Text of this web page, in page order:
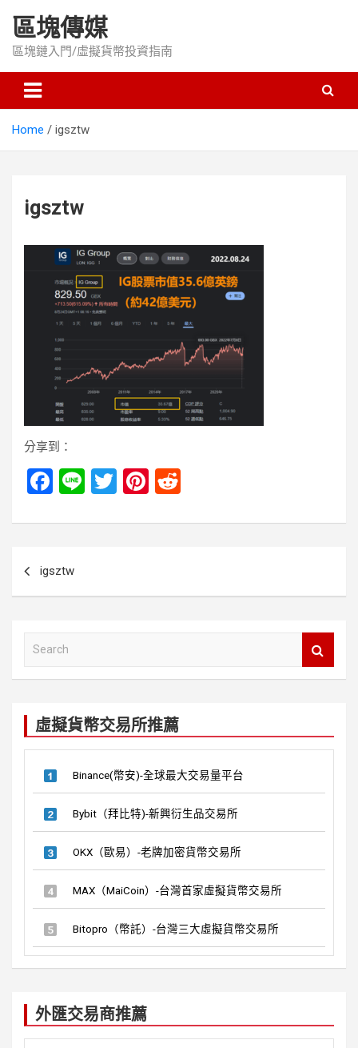
content
區塊傳媒
區塊鏈入門/虛擬貨幣投資指南
Home igsztw
igsztw
分享到：
F
ce
o
Li
e
T
tt
Pi
er d
igsztw
虛擬貨幣交易所推薦
Binance(幣安)-全球最大交易量平台
Bybit（拜比特)-新興衍生品交易所
OKX（歐易）-老牌加密貨幣交易所
MAX（MaiCoin）-台灣首家虛擬貨幣交易所
Bitopro（幣託）-台灣三大虛擬貨幣交易所
外匯交易商推薦